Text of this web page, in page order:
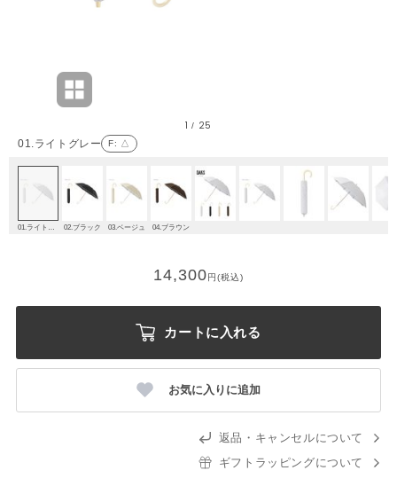
01.ライトグレー F: △
1 / 25
02.ブラック 03.ベージュ 04.ブラウン
14,300円(税込)
カートに入れる
お気に入りに追加
返品・キャンセルについて
ギフトラッピングについて